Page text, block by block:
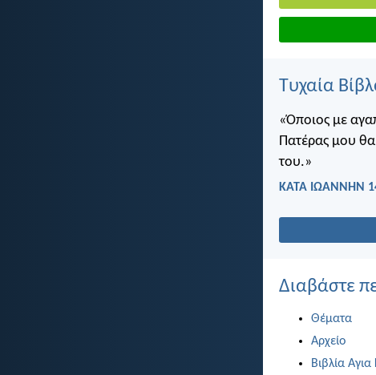
Τυχαία
«Όποιος με
Πατέρας μου θα
του.»
ΚΑΤΑ ΙΩΑΝΝΗΝ
Διαβάστε
Θέματα
Αρχείο
Βιβλία